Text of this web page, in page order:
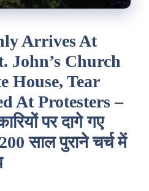
Arrives At
John’s Church
House, Tear
At Protesters –
पर दागे गए
साल पुराने चर्च में